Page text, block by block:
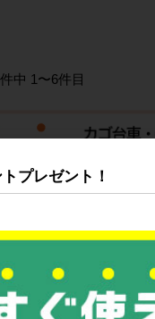
件中 1〜6件目
プレゼント！